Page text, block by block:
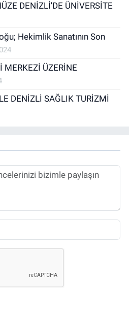
DENİZLİ'DE ÜNİVERSİTE
Hekimlik Sanatının Son
MERKEZİ ÜZERİNE
DENİZLİ SAĞLIK TURİZMİ